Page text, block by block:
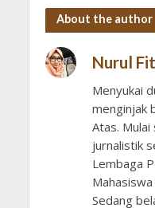
About the author
Nurul
Menyukai
menginjak
Atas. Mulai
jurnalistik
Lembaga
Sedang